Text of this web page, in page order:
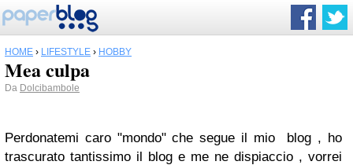
HOME › LIFESTYLE › HOBBY
Mea culpa
Da Dolcibambole
Perdonatemi caro "mondo" che segue il mio blog , ho
trascurato tantissimo il blog e me ne dispiaccio , vorrei